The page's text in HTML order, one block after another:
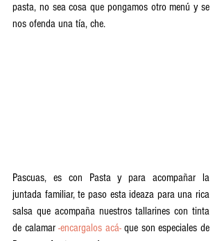
pasta, no sea cosa que pongamos otro menú y se
nos ofenda una tía, che.
Pascuas, es con Pasta y para acompañar la
juntada familiar, te paso esta ideaza para una rica
salsa que acompaña nuestros tallarines con tinta
de calamar -encargalos acá- que son especiales de